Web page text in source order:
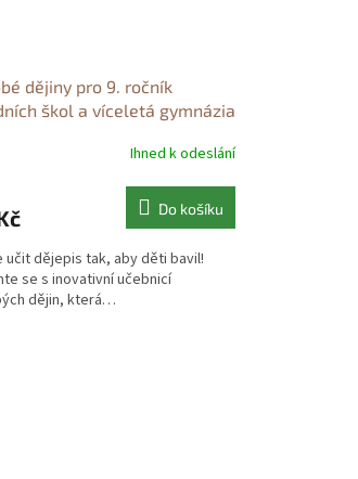
dějiny pro 9. ročník
škol a víceletá gymnázia
škol a víceletá gymnázia
Ihned k odeslání
Do košíku
učit dějepis tak, aby děti bavil!
se s inovativní učebnicí
dějin, která…